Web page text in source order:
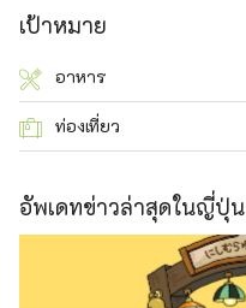
เป้าหมาย
อาหาร
ท่องเที่ยว
อัพเดทข่าวล่าสุดในญี่ปุ่น